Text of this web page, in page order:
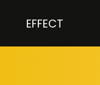
EFFECT